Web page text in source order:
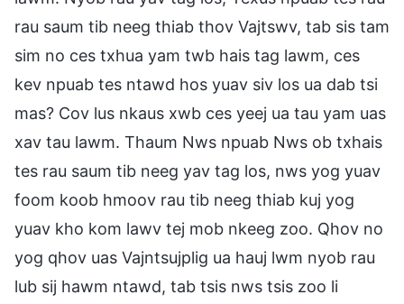
rau saum tib neeg thiab thov Vajtswv, tab sis tam
sim no ces txhua yam twb hais tag lawm, ces
kev npuab tes ntawd hos yuav siv los ua dab tsi
mas? Cov lus nkaus xwb ces yeej ua tau yam uas
xav tau lawm. Thaum Nws npuab Nws ob txhais
tes rau saum tib neeg yav tag los, nws yog yuav
foom koob hmoov rau tib neeg thiab kuj yog
yuav kho kom lawv tej mob nkeeg zoo. Qhov no
yog qhov uas Vajntsujplig ua hauj lwm nyob rau
lub sij hawm ntawd, tab tsis nws tsis zoo li